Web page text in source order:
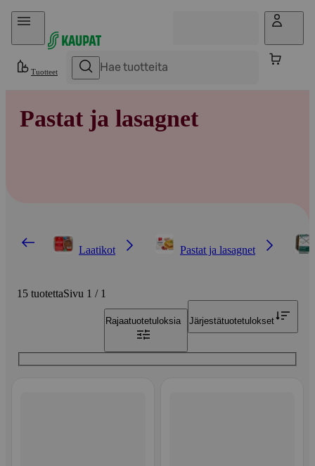
Hyppää sisältöön
Tuotteet
Pastat ja lasagnet
Laatikot Pastat ja lasagnet
15 tuotettaSivu 1 / 1
Rajaatuotetuloksia Järjestätuotetulokset